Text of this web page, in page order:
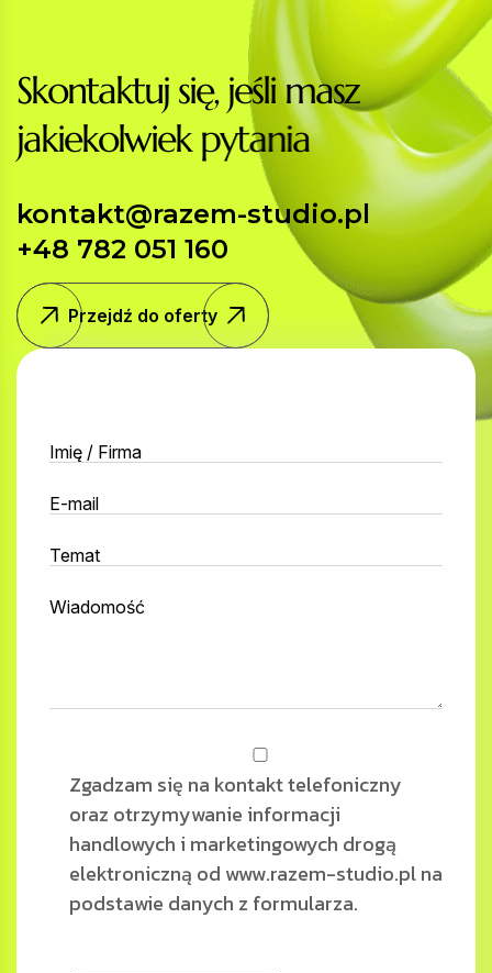
Skontaktuj się, jeślimasz
jakiekolwiek pytania
kontakt@razem-studio.pl
+48 782 051 160
Przejdź do oferty
Zgadzam się na kontakt telefoniczny
oraz otrzymywanie informacji
handlowych i marketingowych drogą
elektroniczną od www.razem-studio.pl na
podstawie danych z formularza.